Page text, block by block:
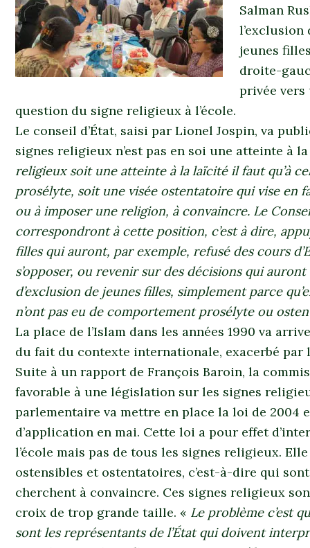
Salman
jeunes
droite-
privée
question du signe religieux à l’école.
Le conseil d’État, saisi par Lionel Jospin, va
signes religieux n’est pas en soi une atteinte à
religieux soit une atteinte à la laïcité il faut qu’à
prosélyte, soit une visée ostentatoire qui vise en
ou à imposer une religion, à convaincre. Le
correspondront à cette position, c’est à dire,
filles qui auront, par exemple, refusé des cours
s’opposer, ou revenir sur des décisions qui
d’exclusion de jeunes filles, simplement parce
n’ont pas eu de comportement prosélyte ou
La place de l’Islam dans les années 1990 va
du fait du contexte internationale, exacerbé par
Suite à un rapport de François Baroin, la
favorable à une législation sur les signes
parlementaire va mettre en place la loi de 2004
d’application en mai. Cette loi a pour effet
l’école mais pas de tous les signes religieux.
ostensibles et ostentatoires, c’est-à-dire qui
cherchent à convaincre. Ces signes religieux
croix de trop grande taille. « Le problème c’est
sont les représentants de l’État qui doivent